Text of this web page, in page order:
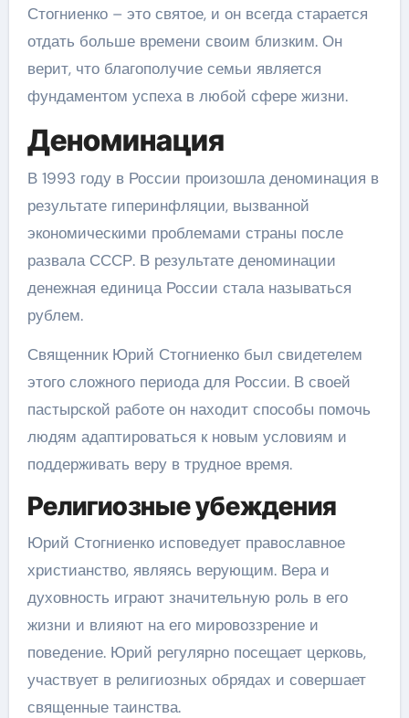
Стогниенко – это святое, и он всегда старается
отдать больше времени своим близким. Он
верит, что благополучие семьи является
фундаментом успеха в любой сфере жизни.
Деноминация
В 1993 году в России произошла деноминация в
результате гиперинфляции, вызванной
экономическими проблемами страны после
развала СССР. В результате деноминации
денежная единица России стала называться
рублем.
Священник Юрий Стогниенко был свидетелем
этого сложного периода для России. В своей
пастырской работе он находит способы помочь
людям адаптироваться к новым условиям и
поддерживать веру в трудное время.
Религиозные убеждения
Юрий Стогниенко исповедует православное
христианство, являясь верующим. Вера и
духовность играют значительную роль в его
жизни и влияют на его мировоззрение и
поведение. Юрий регулярно посещает церковь,
участвует в религиозных обрядах и совершает
священные таинства.